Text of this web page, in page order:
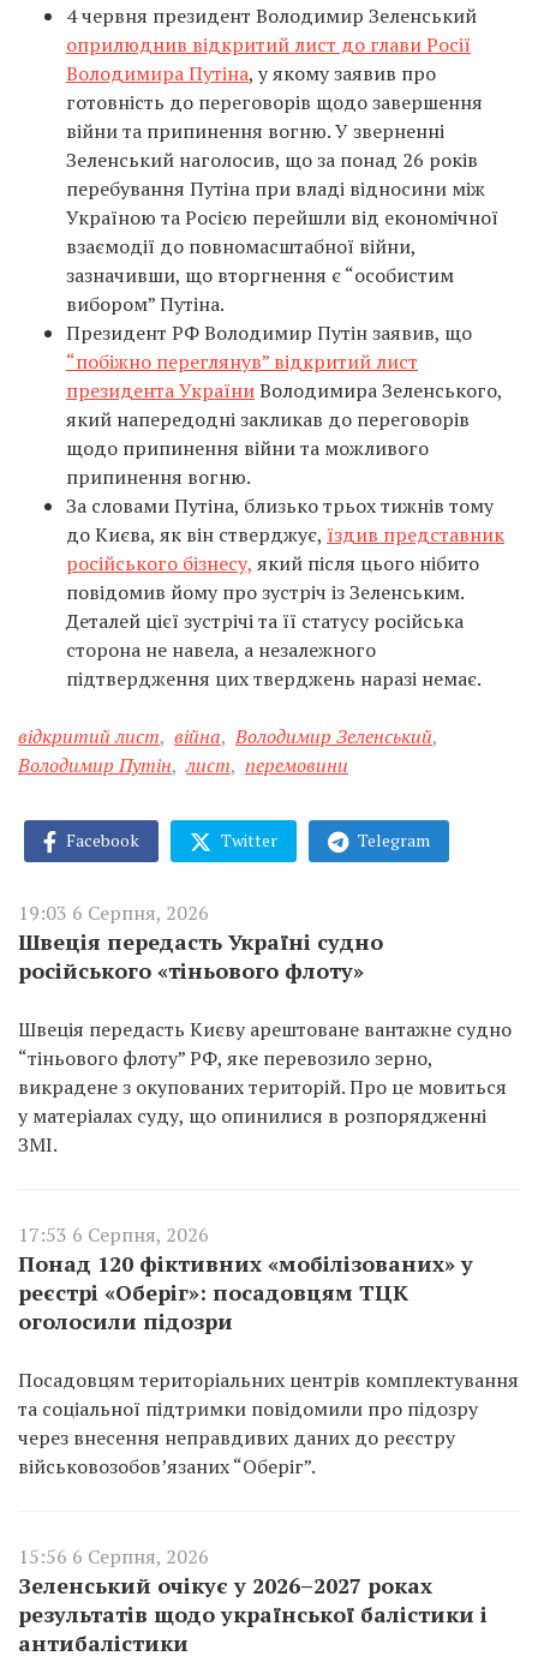
4 червня президент Володимир Зеленський
оприлюднив відкритий лист до глави Росії
Володимира Путіна, у якому заявив про
готовність до переговорів щодо завершення
війни та припинення вогню. У зверненні
Зеленський наголосив, що за понад 26 років
перебування Путіна при владі відносини між
Україною та Росією перейшли від економічної
взаємодії до повномасштабної війни,
зазначивши, що вторгнення є “особистим
вибором” Путіна.
Президент РФ Володимир Путін заявив, що
“побіжно переглянув” відкритий лист
президента УкраїниВолодимира Зеленського,
який напередодні закликав до переговорів
щодо припинення війни та можливого
припинення вогню.
За словами Путіна, близько трьох тижнів тому
до Києва, як він стверджує, їздив представник
російського бізнесу, який після цього нібито
повідомив йому про зустріч із Зеленським.
Деталей цієї зустрічі та її статусу російська
сторона не навела, а незалежного
підтвердження цих тверджень наразі немає.
відкритий лист, війна, Володимир Зеленський,
Володимир Путін, лист, перемовини
Facebook Twitter Telegram
19:03 6 Серпня, 2026
Швеція передасть Україні судно
російського «тіньового флоту»
Швеція передасть Києву арештоване вантажне судно
“тіньового флоту” РФ, яке перевозило зерно,
викрадене з окупованих територій. Про це мовиться
у матеріалах суду, що опинилися в розпорядженні
ЗМІ.
17:53 6 Серпня, 2026
Понад 120 фіктивних «мобілізованих» у
реєстрі «Оберіг»: посадовцям ТЦК
оголосили підозри
Посадовцям територіальних центрів комплектування
та соціальної підтримки повідомили про підозру
через внесення неправдивих даних до реєстру
військовозобов’язаних “Оберіг”.
15:56 6 Серпня, 2026
Зеленський очікує у 2026–2027 роках
результатів щодо української балістики і
антибалістики